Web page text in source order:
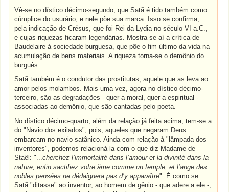
Vê-se no dístico décimo-segundo, que Satã é tido também como
cúmplice do usurário; e nele põe sua marca. Isso se confirma,
pela indicação de Crésus, que foi Rei da Lydia no século VI a.C.,
e cujas riquezas ficaram legendárias. Mostra-se aí a crítica de
Baudelaire à sociedade burguesa, que põe o fim último da vida na
acumulação de bens materiais. A riqueza torna-se o demônio do
burguês.
Satã também é o condutor das prostitutas, aquele que as leva ao
amor pelos molambos. Mais uma vez, agora no dístico décimo-
terceiro, são as degradações - quer a moral, quer a espiritual -
associadas ao demônio, que são cantadas pelo poeta.
No dístico décimo-quarto, além da relação já feita acima, tem-se a
do "Navio dos exilados", pois, aqueles que negaram Deus
embarcam no navio satânico. Ainda com relação à "lâmpada dos
inventores", podemos relacioná-la com o que diz Madame de
Staël: "...cherchez l’immortalité dans l’amour et la divinité dans la
nature, enfin sactifiez votre âme comme un temple, et l’ange des
nobles pensées ne dédaignera pas d’y apparaître". É como se
Satã "ditasse" ao inventor, ao homem de gênio - que adere a ele -,